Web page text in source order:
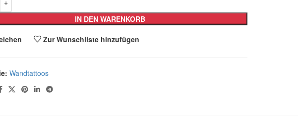
IN DEN WARENKORB
Zur Wunschliste hinzufügen
Wandtattoos